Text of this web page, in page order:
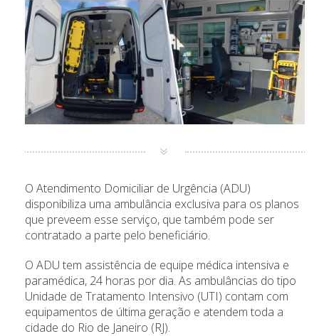
O Atendimento Domiciliar de Urgência (ADU)
disponibiliza uma ambulância exclusiva para os planos
que preveem esse serviço, que também pode ser
contratado a parte pelo beneficiário.
O ADU tem assistência de equipe médica intensiva e
paramédica, 24 horas por dia. As ambulâncias do tipo
Unidade de Tratamento Intensivo (UTI) contam com
equipamentos de última geração e atendem toda a
cidade do Rio de Janeiro (RJ).